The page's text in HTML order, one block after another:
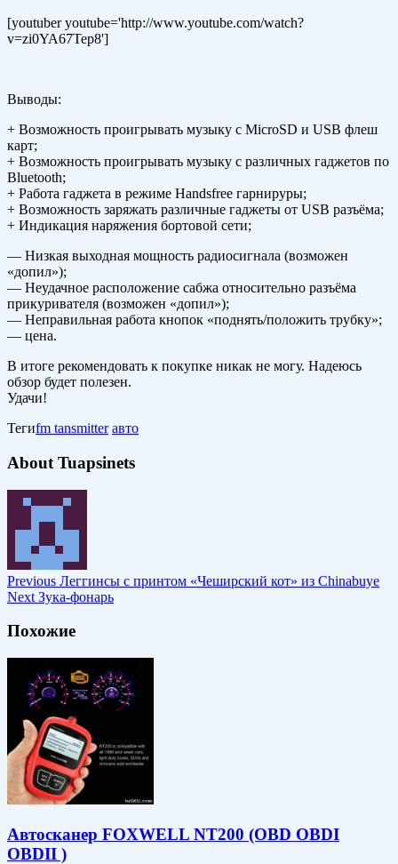
[youtuber youtube='http://www.youtube.com/watch?
v=zi0YA67Tep8']
Выводы:
+ Возможность проигрывать музыку с MicroSD и USB флеш
карт;
+ Возможность проигрывать музыку с различных гаджетов по
Bluetooth;
+ Работа гаджета в режиме Handsfree гарнируры;
+ Возможность заряжать различные гаджеты от USB разъёма;
+ Индикация наряжения бортовой сети;
— Низкая выходная мощность радиосигнала (возможен
«допил»);
— Неудачное расположение сабжа относительно разъёма
прикуривателя (возможен «допил»);
— Неправильная работа кнопок «поднять/положить трубку»;
— цена.
В итоге рекомендовать к покупке никак не могу. Надеюсь
обзор будет полезен.
Удачи!
Тегиfm tansmitter авто
About Tuapsinets
Previous Леггинсы с принтом «Чеширский кот» из Chinabuye
Next Зука-фонарь
Похожие
Автосканер FOXWELL NT200 (OBD OBDI
OBDII )